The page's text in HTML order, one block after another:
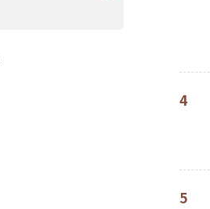
4
5